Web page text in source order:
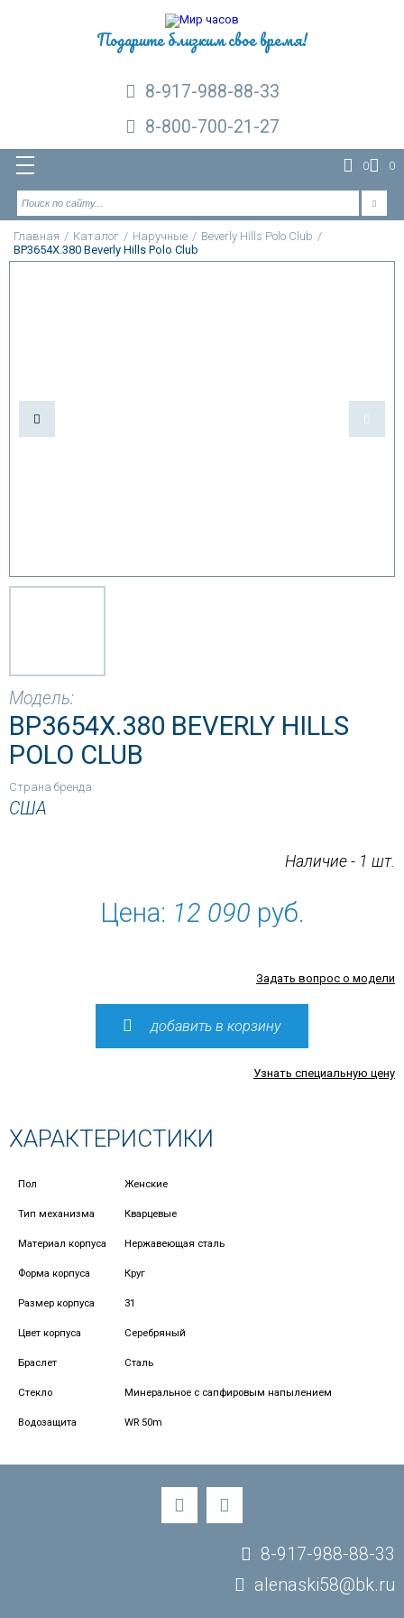
Подарите близким свое время!
8-917-988-88-33
8-800-700-21-27
0 0
Главная / Каталог / Наручные / Beverly Hills Polo Club /
BP3654X.380 Beverly Hills Polo Club
Модель:
BP3654X.380 BEVERLY HILLS
POLO CLUB
Страна бренда:
США
Наличие - 1 шт.
Цена: 12 090 руб.
Задать вопрос о модели
добавить в корзину
Узнать специальную цену
ХАРАКТЕРИСТИКИ
Пол Женские
Тип механизма Кварцевые
Материал корпуса Нержавеющая сталь
Форма корпуса Круг
Размер корпуса 31
Цвет корпуса Серебряный
Браслет Сталь
Стекло Минеральное с сапфировым напылением
Водозащита WR 50m
8-917-988-88-33
alenaski58@bk.ru